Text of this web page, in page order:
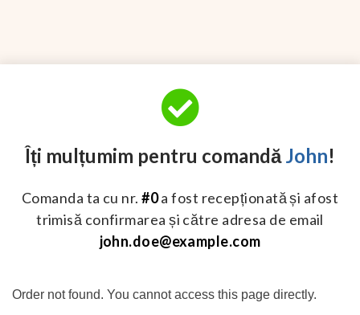
Îți mulțumim pentru comandăJohn!
Comanda ta cu nr.#0a fost recepționată și afost
trimisă confirmarea și către adresa de email
john.doe@example.com
Order not found. You cannot access this page directly.